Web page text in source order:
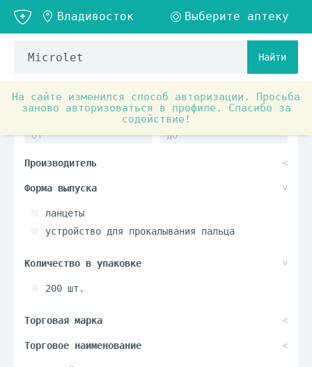
Найти
На сайте изменился способ авторизации. Просьба
заново авторизоваться в профиле. Спасибо за
содействие!
ланцеты
устройство для прокалывания пальца
200 шт.